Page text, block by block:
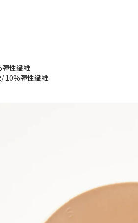
性纖維
10%彈性纖維